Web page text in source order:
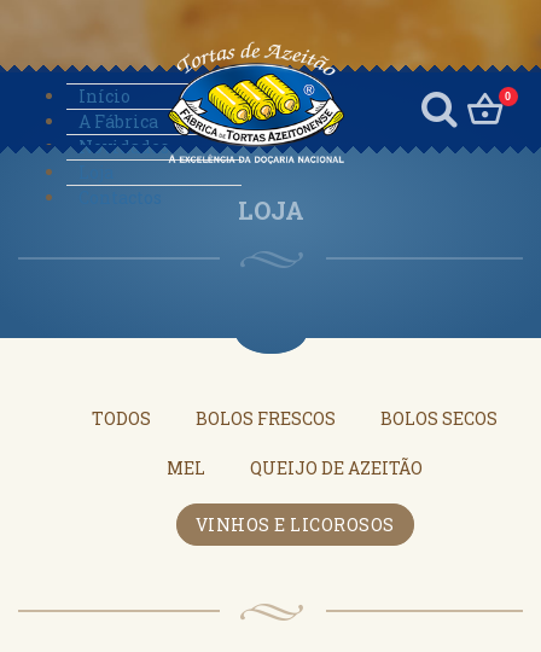
Início
A Fábrica
Novidades
0
LOJA
TODOS BOLOS FRESCOS BOLOS SECOS
MEL QUEIJO DE AZEITÃO
VINHOS E LICOROSOS